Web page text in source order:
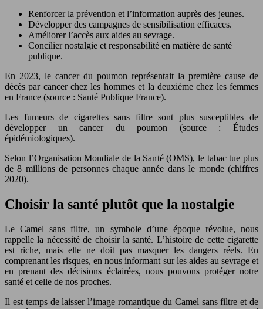
Renforcer la prévention et l’information auprès des jeunes.
Développer des campagnes de sensibilisation efficaces.
Améliorer l’accès aux aides au sevrage.
Concilier nostalgie et responsabilité en matière de santé
publique.
En 2023, le cancer du poumon représentait la première cause de
décès par cancer chez les hommes et la deuxième chez les femmes
en France (source : Santé Publique France).
Les fumeurs de cigarettes sans filtre sont plus susceptibles de
développer un cancer du poumon (source : Études
épidémiologiques).
Selon l’Organisation Mondiale de la Santé (OMS), le tabac tue plus
de 8 millions de personnes chaque année dans le monde (chiffres
2020).
Choisir la santé plutôt que la nostalgie
Le Camel sans filtre, un symbole d’une époque révolue, nous
rappelle la nécessité de choisir la santé. L’histoire de cette cigarette
est riche, mais elle ne doit pas masquer les dangers réels. En
comprenant les risques, en nous informant sur les aides au sevrage et
en prenant des décisions éclairées, nous pouvons protéger notre
santé et celle de nos proches.
Il est temps de laisser l’image romantique du Camel sans filtre et de